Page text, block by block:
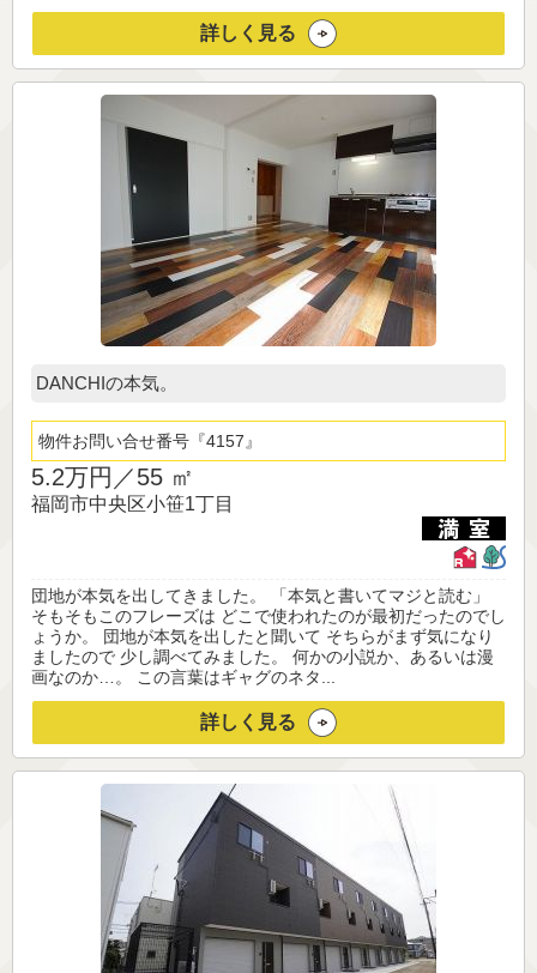
詳しく見る
DANCHIの本気。
物件お問い合せ番号 4157
5.2万円／55 ㎡
福岡市中央区小笹1丁目
団地が本気を出してきました。 「本気と書いてマジと読む」
そもそもこのフレーズは どこで使われたのが最初だったのでし
ょうか。 団地が本気を出したと聞いて そちらがまず気になり
ましたので 少し調べてみました。 何かの小説か、あるいは漫
画なのか…。 この言葉はギャグのネタ...
詳しく見る